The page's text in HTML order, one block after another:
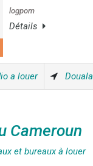
logpom
Détails
a louer Douala
Cameroun
et bureaux à louer